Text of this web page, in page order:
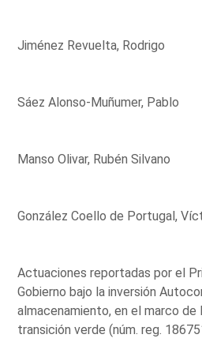
Jiménez Revuelta, Rodrigo
Sáez Alonso-Muñumer, Pablo
Manso Olivar, Rubén Silvano
González Coello de Portugal,
Actuaciones reportadas por el
Gobierno bajo la inversión
almacenamiento, en el marco
transición verde (núm. reg.